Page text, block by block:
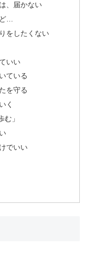
、届かない
…
をしたくない
いい
ている
を守る
く
」
でいい